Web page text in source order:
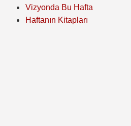
Vizyonda Bu Hafta
Haftanın Kitapları